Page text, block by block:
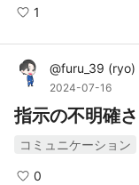
1
@furu_39 (ryo)
2024-07-16
指示の不明確
コミュニケーション
0